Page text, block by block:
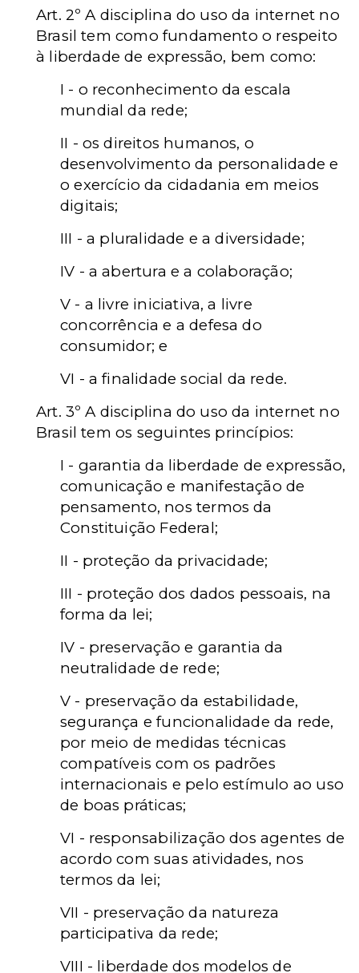
Art. 2º A disciplina do uso da internet no
Brasil tem como fundamento o respeito
à liberdade de expressão, bem como:
I - o reconhecimento da escala
mundial da rede;
II - os direitos humanos, o
desenvolvimento da personalidade e
o exercício da cidadania em meios
digitais;
III - a pluralidade e a diversidade;
IV - a abertura e a colaboração;
V - a livre iniciativa, a livre
concorrência e a defesa do
consumidor; e
VI - a finalidade social da rede.
Art. 3º A disciplina do uso da internet no
Brasil tem os seguintes princípios:
I - garantia da liberdade de expressão,
comunicação e manifestação de
pensamento, nos termos da
Constituição Federal;
II - proteção da privacidade;
III - proteção dos dados pessoais, na
forma da lei;
IV - preservação e garantia da
neutralidade de rede;
V - preservação da estabilidade,
segurança e funcionalidade da rede,
por meio de medidas técnicas
compatíveis com os padrões
internacionais e pelo estímulo ao uso
de boas práticas;
VI - responsabilização dos agentes de
acordo com suas atividades, nos
termos da lei;
VII - preservação da natureza
participativa da rede;
VIII - liberdade dos modelos de